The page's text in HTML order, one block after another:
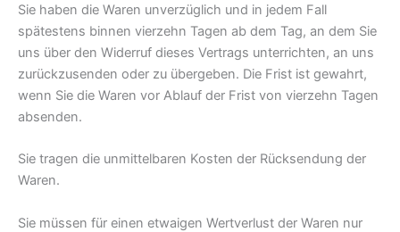
Sie haben die Waren unverzüglich und in jedem Fall
spätestens binnen vierzehn Tagen ab dem Tag, an dem Sie
uns über den Widerruf dieses Vertrags unterrichten, an uns
zurückzusenden oder zu übergeben. Die Frist ist gewahrt,
wenn Sie die Waren vor Ablauf der Frist von vierzehn Tagen
absenden.
Sie tragen die unmittelbaren Kosten der Rücksendung der
Waren.
Sie müssen für einen etwaigen Wertverlust der Waren nur